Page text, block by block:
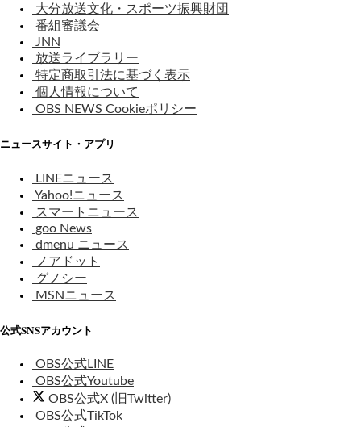
大分放送文化・スポーツ振興財団
番組審議会
JNN
放送ライブラリー
特定商取引法に基づく表示
個人情報について
OBS NEWS Cookieポリシー
ニュースサイト・アプリ
LINEニュース
Yahoo!ニュース
スマートニュース
goo News
dmenu ニュース
ノアドット
グノシー
MSNニュース
公式SNSアカウント
OBS公式LINE
OBS公式Youtube
OBS公式X (旧Twitter)
OBS公式TikTok